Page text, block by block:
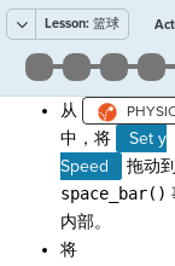
Lesson: 篮球
从
中，将
Set y
Speed
拖动到
space_bar()
内部。
将